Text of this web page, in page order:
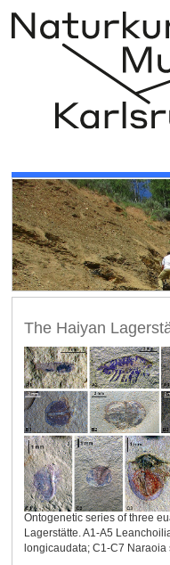
The Haiyan
Ontogenetic series of three
Lagerstätte. A1-A5
longicaudata; C1-C7 Naraoia